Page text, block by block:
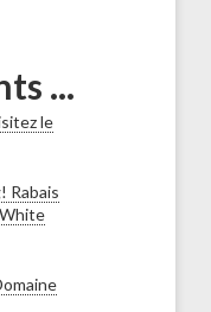
...
le
Rabais